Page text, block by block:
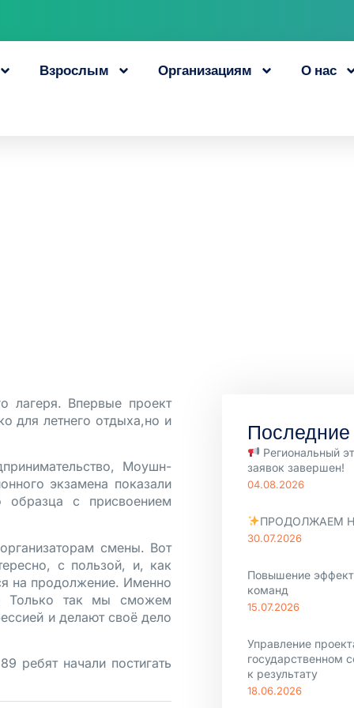
Взрослым Организациям О нас
лагеря. Впервые проект
для летнего отдыха,но и
Моушн-
экзамена показали
образца с присвоением
смены. Вот
с пользой, и, как
на продолжение. Именно
Только так мы сможем
и делают своё дело
ребят начали постигать
Последние
Региональный
заявок завершен!
04.08.2026
ПРОДОЛЖАЕМ
30.07.2026
Повышение
команд
15.07.2026
Управление
государственном
к результату
18.06.2026